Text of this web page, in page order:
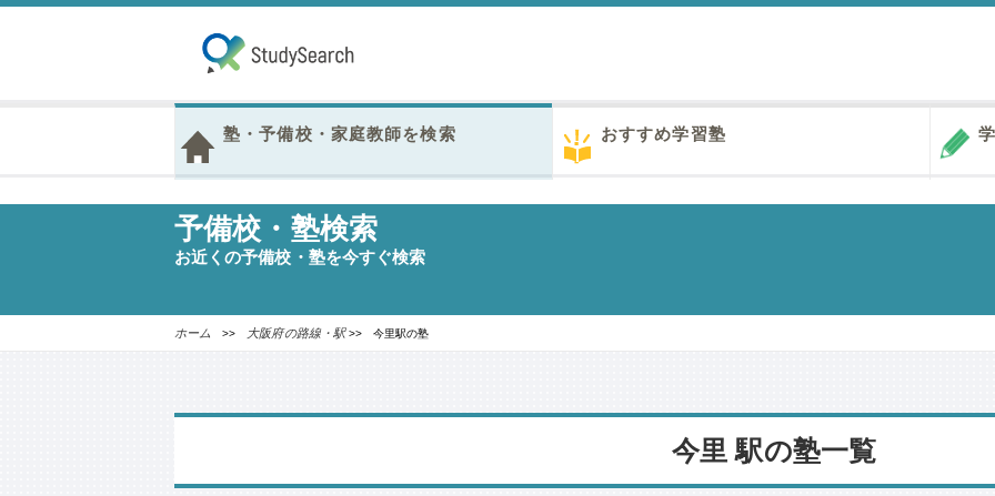
塾・予備校・家庭教師を検索 おすすめ学習塾
予備校・塾検索
お近くの予備校・塾を今すぐ検索
ホーム >> 大阪府の路線・駅>> 今里駅の塾
今里 駅の塾一覧